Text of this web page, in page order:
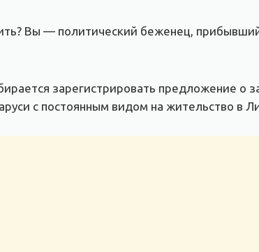
Вы — политический беженец,
зарегистрировать предложение о
с постоянным видом на жительство в